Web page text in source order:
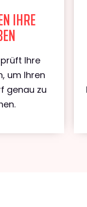
IHRE
Ihre
um Ihren
genau zu